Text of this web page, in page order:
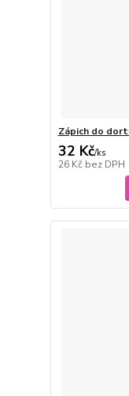
Zápich do
32 Kč/ks
26 Kč bez DPH